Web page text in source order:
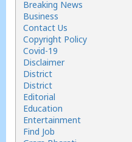
Breaking News
Business
Contact Us
Copyright Policy
Covid-19
Disclaimer
District
District
Editorial
Education
Entertainment
Find Job